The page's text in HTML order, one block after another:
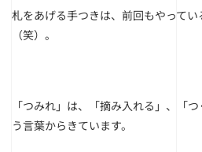
札をあげる手つきは、前回もやって
（笑）。
「つみれ」は、「摘み入れる」、「
う言葉からきています。